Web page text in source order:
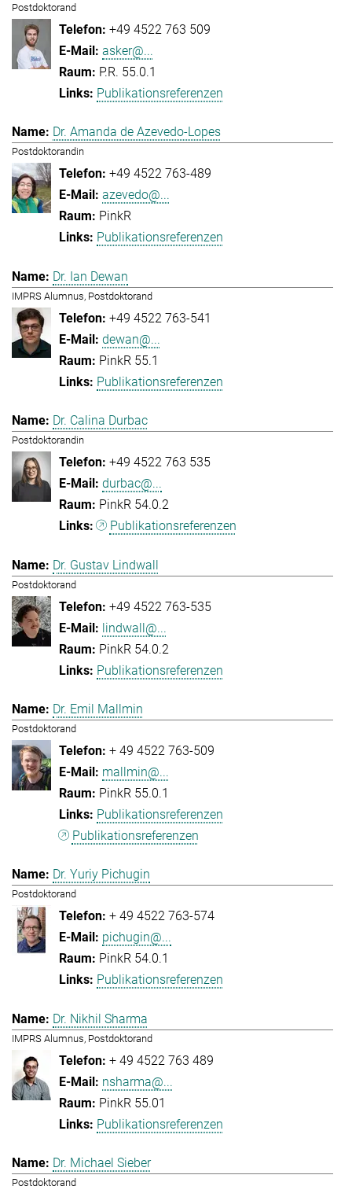
Postdoktorand
+49 4522 763 509
asker@...
P.R. 55.0.1
Publikationsreferenzen
Dr. Amanda de Azevedo-Lopes
Postdoktorandin
+49 4522 763-489
azevedo@...
PinkR
Publikationsreferenzen
Dr. Ian Dewan
IMPRS Alumnus, Postdoktorand
+49 4522 763-541
dewan@...
PinkR 55.1
Publikationsreferenzen
Dr. Calina Durbac
Postdoktorandin
+49 4522 763 535
durbac@...
PinkR 54.0.2
Publikationsreferenzen
Dr. Gustav Lindwall
Postdoktorand
+49 4522 763-535
lindwall@...
PinkR 54.0.2
Publikationsreferenzen
Dr. Emil Mallmin
Postdoktorand
+ 49 4522 763-509
mallmin@...
PinkR 55.0.1
Publikationsreferenzen
Publikationsreferenzen
Dr. Yuriy Pichugin
Postdoktorand
+ 49 4522 763-574
pichugin@...
PinkR 54.0.1
Publikationsreferenzen
Dr. Nikhil Sharma
IMPRS Alumnus, Postdoktorand
+ 49 4522 763 489
nsharma@...
PinkR 55.01
Publikationsreferenzen
Dr. Michael Sieber
Postdoktorand